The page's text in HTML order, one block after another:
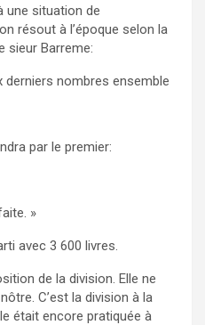
une situation de
résout à l’époque selon la
sieur Barreme:
derniers nombres ensemble
par le premier:
»
avec 3 600 livres.
de la division. Elle ne
C’est la division à la
était encore pratiquée à